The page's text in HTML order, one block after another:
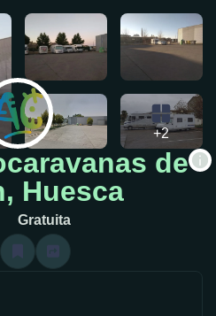
+2
de
Huesca
Gratuita